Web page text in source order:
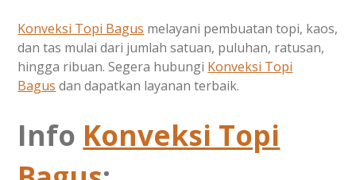
Konveksi Topi Bagus melayani pembuatan topi, kaos,
dan tas mulai dari jumlah satuan, puluhan, ratusan,
hingga ribuan. Segera hubungi Konveksi Topi
Bagus dan dapatkan layanan terbaik.
Info Konveksi Topi